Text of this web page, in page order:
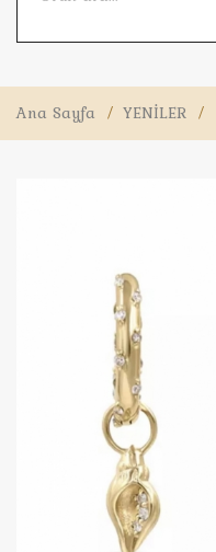
Ana Sayfa / YENİLER /